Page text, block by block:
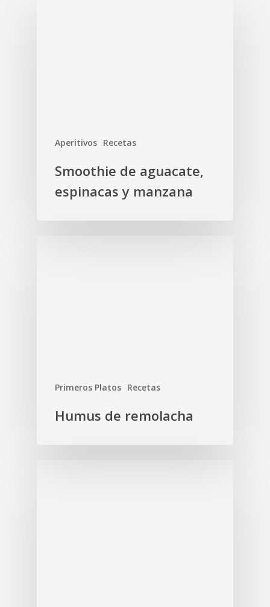
Aperitivos Recetas
Smoothie de aguacate,
espinacas y manzana
Primeros Platos Recetas
Humus de remolacha